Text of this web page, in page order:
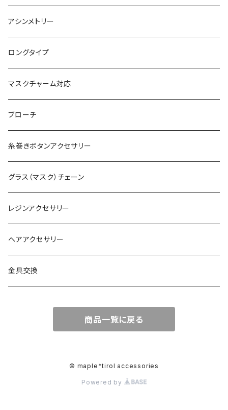
アシンメトリー
ロングタイプ
マスクチャーム対応
ブローチ
糸巻きボタンアクセサリー
グラス（マスク）チェーン
レジンアクセサリー
ヘアアクセサリー
金具交換
商品一覧に戻る
© maple*tirol accessories
Powered by